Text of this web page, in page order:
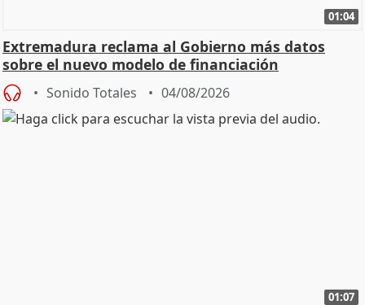
01:04
Extremadura reclama al Gobierno más datos
sobre el nuevo modelo de financiación
Sonido Totales 04/08/2026
01:07